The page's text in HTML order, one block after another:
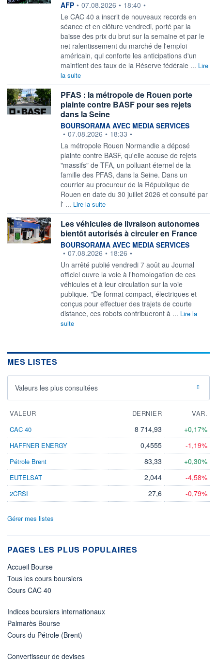
information fournie par
AFP • 07.08.2026 • 18:40 •
Le CAC 40 a inscrit de nouveaux records en
séance et en clôture vendredi, porté par la
baisse des prix du brut sur la semaine et par le
net ralentissement du marché de l'emploi
américain, qui conforte les anticipations d'un
maintient des taux de la Réserve fédérale ... Lire
la suite
PFAS : la métropole de Rouen porte
plainte contre BASF pour ses rejets
dans la Seine
information fournie par
BOURSORAMA AVEC MEDIA SERVICES
• 07.08.2026 • 18:33 •
La métropole Rouen Normandie a déposé
plainte contre BASF, qu'elle accuse de rejets
"massifs" de TFA, un polluant éternel de la
famille des PFAS, dans la Seine. Dans un
courrier au procureur de la République de
Rouen en date du 30 juillet 2026 et consulté par
l' ... Lire la suite
Les véhicules de livraison autonomes
bientôt autorisés à circuler en France
information fournie par
BOURSORAMA AVEC MEDIA SERVICES
• 07.08.2026 • 18:26 •
Un arrêté publié vendredi 7 août au Journal
officiel ouvre la voie à l'homologation de ces
véhicules et à leur circulation sur la voie
publique. "De format compact, électriques et
conçus pour effectuer des trajets de courte
distance, ces robots contribueront à ... Lire la
suite
MES LISTES
Valeurs les plus consultées
VALEUR DERNIER
VAR.
CAC 40
8 714,93 +0,17%
HAFFNER ENERGY 0,4555 -1,19%
Pétrole Brent 83,33 +0,30%
EUTELSAT 2,044 -4,58%
2CRSI 27,6 -0,79%
Gérer mes listes
PAGES LES PLUS POPULAIRES
Accueil Bourse
Tous les cours boursiers
Cours CAC 40
Indices boursiers internationaux
Palmarès Bourse
Cours du Pétrole (Brent)
Convertisseur de devises